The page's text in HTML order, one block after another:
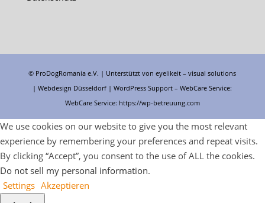
© ProDogRomania e.V. | Unterstützt voneyelikeit – visual solutions
| Webdesign Düsseldorf |WordPress Support – WebCare Service:
WebCare Service: https://wp-betreuung.com
We use cookies on our website to give you the most relevant
experience by remembering your preferences and repeat visits.
By clicking “Accept”, you consent to the use of ALL the cookies.
Do not sell my personal information.
Settings Akzeptieren